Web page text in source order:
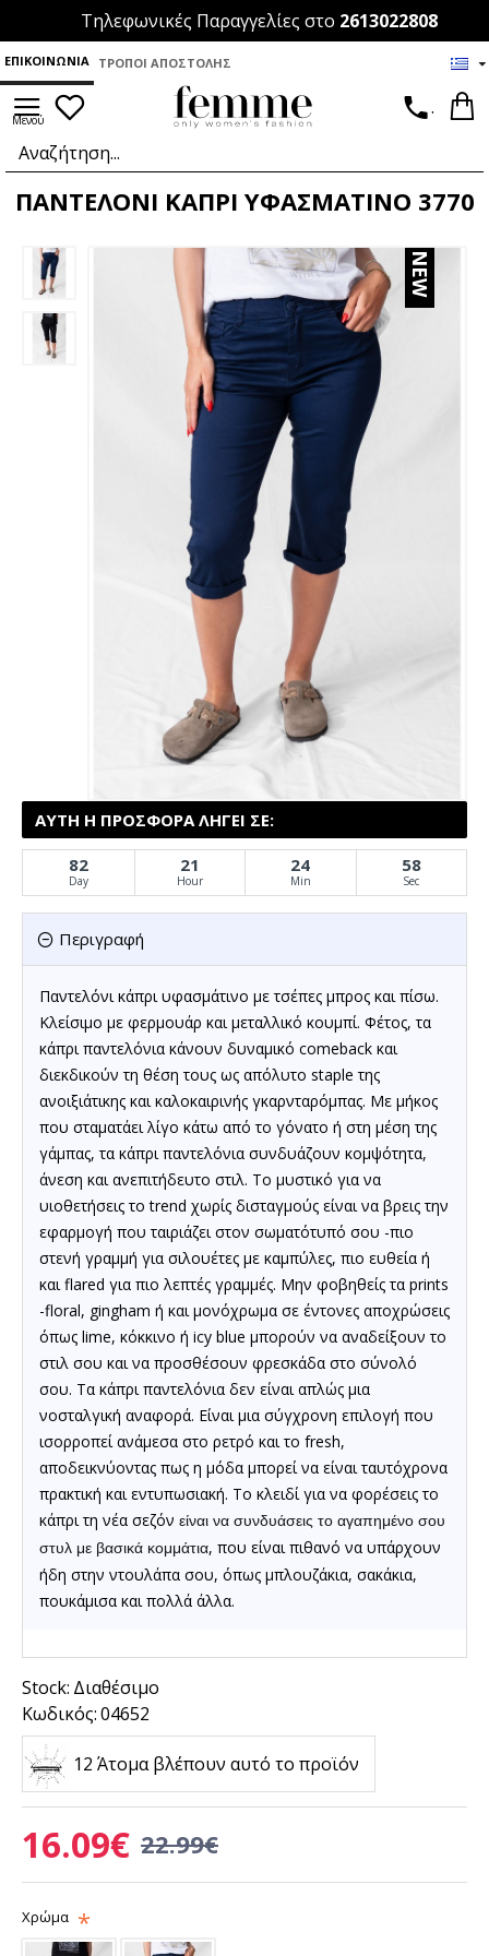
Τηλεφωνικές Παραγγελίες στο 2613022808
ΕΠΙΚΟΙΝΩΝΊΑ ΤΡΌΠΟΙ ΑΠΟΣΤΟΛΉΣ
.
ΠΑΝΤΕΛΟΝΙ ΚΑΠΡΙ ΥΦΑΣΜΑΤΙΝΟ 3770
NEW
Περιγραφή
Παντελόνι κάπρι υφασμάτινο με τσέπες μπρος και πίσω.
Κλείσιμο με φερμουάρ και μεταλλικό κουμπί. Φέτος, τα
κάπρι παντελόνια κάνουν δυναμικό comeback και
διεκδικούν τη θέση τους ως απόλυτο staple της
ανοιξιάτικης και καλοκαιρινής γκαρνταρόμπας. Με μήκος
που σταματάει λίγο κάτω από το γόνατο ή στη μέση της
γάμπας, τα κάπρι παντελόνια συνδυάζουν κομψότητα,
άνεση και ανεπιτήδευτο στιλ. Το μυστικό για να
υιοθετήσεις το trend χωρίς δισταγμούς είναι να βρεις την
εφαρμογή που ταιριάζει στον σωματότυπό σου -πιο
στενή γραμμή για σιλουέτες με καμπύλες, πιο ευθεία ή
και flared για πιο λεπτές γραμμές. Μην φοβηθείς τα prints
-floral, gingham ή και μονόχρωμα σε έντονες αποχρώσεις
όπως lime, κόκκινο ή icy blue μπορούν να αναδείξουν το
στιλ σου και να προσθέσουν φρεσκάδα στο σύνολό
σου. Τα κάπρι παντελόνια δεν είναι απλώς μια
νοσταλγική αναφορά. Είναι μια σύγχρονη επιλογή που
ισορροπεί ανάμεσα στο ρετρό και το fresh,
αποδεικνύοντας πως η μόδα μπορεί να είναι ταυτόχρονα
πρακτική και εντυπωσιακή. Το κλειδί για να φορέσεις το
κάπρι τη νέα σεζόν είναι να συνδυάσεις το αγαπημένο σου
στυλ με βασικά κομμάτια, που είναι πιθανό να υπάρχουν
ήδη στην ντουλάπα σου, όπως μπλουζάκια, σακάκια,
πουκάμισα και πολλά άλλα.
Stock: Διαθέσιμο
Κωδικός:04652
ΑΥΤΉ Η ΠΡΟΣΦΟΡΆ ΛΉΓΕΙ ΣΕ:
82
Day
21
Hour
24
Min
57
Sec
12 Άτομα βλέπουν αυτό το προϊόν
16.09€ 22.99€
Χρώμα